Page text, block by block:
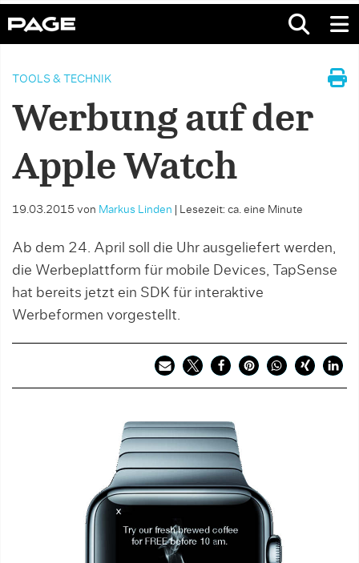
TOOLS & TECHNIK
Werbung auf der
Apple Watch
19.03.2015 von Markus Linden Lesezeit: ca. eine Minute
Ab dem 24. April soll die Uhr ausgeliefert werden,
die Werbeplattform für mobile Devices, TapSense
hat bereits jetzt ein SDK für interaktive
Werbeformen vorgestellt.